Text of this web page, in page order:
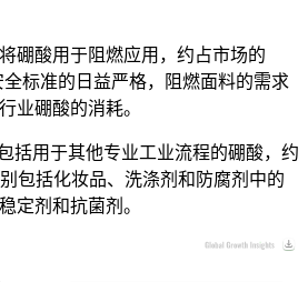
硼酸用于阻燃应用，约占市场的
标准的日益严格，阻燃面料的需求
业硼酸的消耗。
括用于其他专业工业流程的硼酸，约
包括化妆品、洗涤剂和防腐剂中的
定剂和抗菌剂。